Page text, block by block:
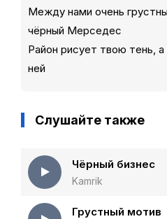
Между нами очень
чёрный Мерседес
Район рисует твою тень,
ней
Слушайте также
Чёрный бизнес
Kamrik
Грустный мотив